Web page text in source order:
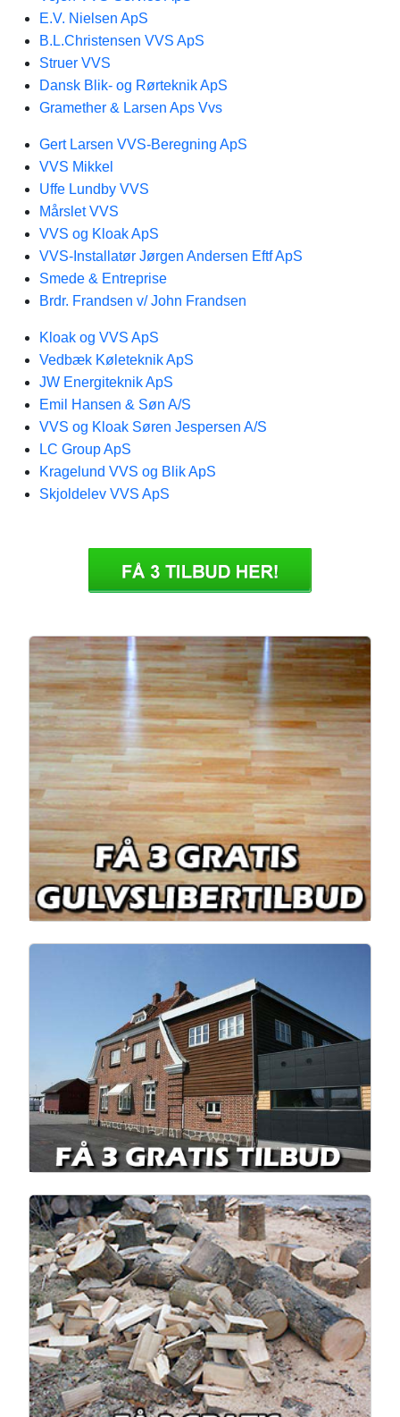
E.V. Nielsen ApS
B.L.Christensen VVS ApS
Struer VVS
Dansk Blik- og Rørteknik ApS
Gramether & Larsen Aps Vvs
Gert Larsen VVS-Beregning ApS
VVS Mikkel
Uffe Lundby VVS
Mårslet VVS
VVS og Kloak ApS
VVS-Installatør Jørgen Andersen Eftf ApS
Smede & Entreprise
Brdr. Frandsen v/ John Frandsen
Kloak og VVS ApS
Vedbæk Køleteknik ApS
JW Energiteknik ApS
Emil Hansen & Søn A/S
VVS og Kloak Søren Jespersen A/S
LC Group ApS
Kragelund VVS og Blik ApS
Skjoldelev VVS ApS